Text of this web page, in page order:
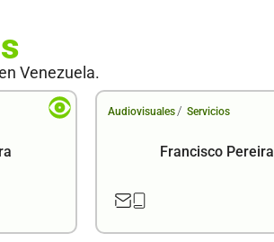
Venezuela.
Audiovisuales / Servicios
Francisco Pereira